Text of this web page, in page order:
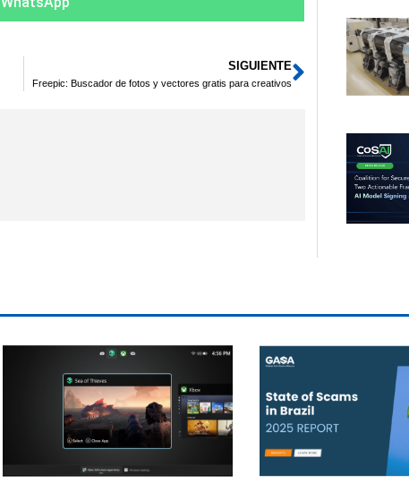
SIGUIENTE
Freepic: Buscador de fotos y vectores gratis para creativosSiguiente